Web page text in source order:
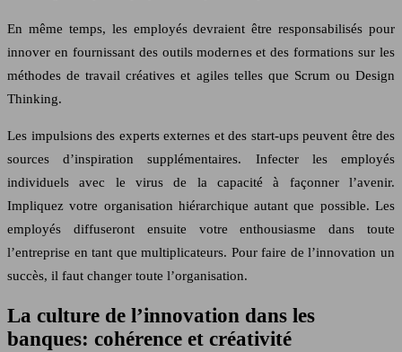
En même temps, les employés devraient être responsabilisés pour
innover en fournissant des outils modernes et des formations sur les
méthodes de travail créatives et agiles telles que Scrum ou Design
Thinking.
Les impulsions des experts externes et des start-ups peuvent être des
sources d’inspiration supplémentaires. Infecter les employés
individuels avec le virus de la capacité à façonner l’avenir.
Impliquez votre organisation hiérarchique autant que possible. Les
employés diffuseront ensuite votre enthousiasme dans toute
l’entreprise en tant que multiplicateurs. Pour faire de l’innovation un
succès, il faut changer toute l’organisation.
La culture de l’innovation dans les
banques: cohérence et créativité